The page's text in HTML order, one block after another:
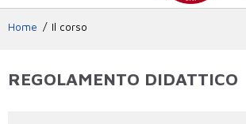
Home Il corso
REGOLAMENTO DIDATTICO